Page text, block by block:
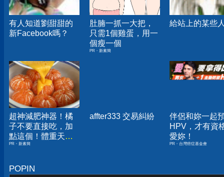
有人知道劉甜甜的
新Facebook嗎？
肚腩一抓一大把，
只需1個雞蛋，用一
個瘦一個
PR・新素簡
給站上的某些
超神減肥神器！橘
子不要直接吃，加
點這個！體重天天
下降
PR・新素簡
affter333 交易糾紛
伴侶和妳一起
HPV，才有資
愛妳！
PR・台灣癌症基金會
POPIN